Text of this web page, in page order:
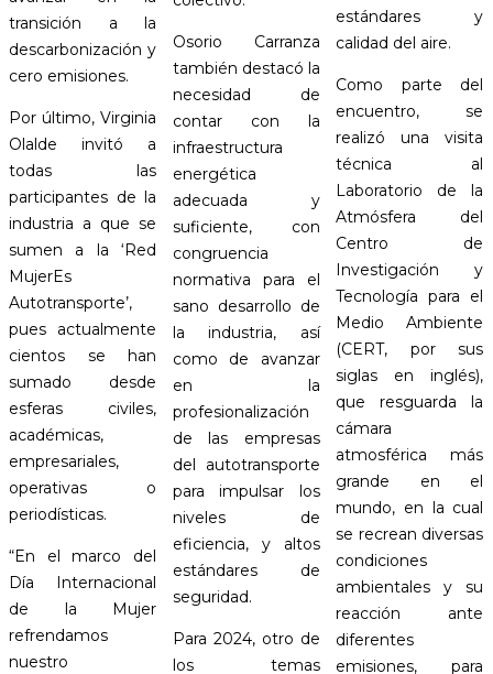
transición a la
descarbonización y
cero emisiones.
Por último, Virginia
Olalde invitó a
todas las
participantes de la
industria a que se
sumen a la ‘Red
MujerEs
Autotransporte’,
pues actualmente
cientos se han
sumado desde
esferas civiles,
académicas,
empresariales,
operativas o
periodísticas.
“En el marco del
Día Internacional
de la Mujer
refrendamos
nuestro
Osorio Carranza
también destacó la
necesidad de
contar con la
infraestructura
energética
adecuada y
suficiente, con
congruencia
normativa para el
sano desarrollo de
la industria, así
como de avanzar
en la
profesionalización
de las empresas
del autotransporte
para impulsar los
niveles de
eficiencia, y altos
estándares de
seguridad.
Para 2024, otro de
los temas
estándares y
calidad del aire.
Como parte del
encuentro, se
realizó una visita
técnica al
Laboratorio de la
Atmósfera del
Centro de
Investigación y
Tecnología para el
Medio Ambiente
(CERT, por sus
siglas en inglés),
que resguarda la
cámara
atmosférica más
grande en el
mundo, en la cual
se recrean diversas
condiciones
ambientales y su
reacción ante
diferentes
emisiones, para